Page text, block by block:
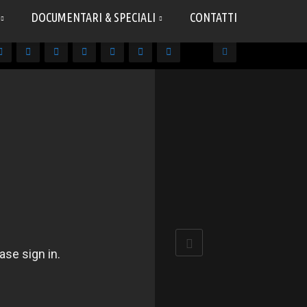
DOCUMENTARI & SPECIALI CONTATTI